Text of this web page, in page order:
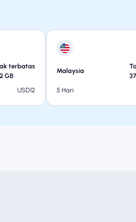
terbatas
GB
USD12
Malaysia
5 Hari